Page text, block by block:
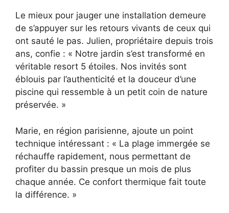
Le mieux pour jauger une installation demeure
de s’appuyer sur les retours vivants de ceux qui
ont sauté le pas. Julien, propriétaire depuis trois
ans, confie : « Notre jardin s’est transformé en
véritable resort 5 étoiles. Nos invités sont
éblouis par l’authenticité et la douceur d’une
piscine qui ressemble à un petit coin de nature
préservée. »
Marie, en région parisienne, ajoute un point
technique intéressant : « La plage immergée se
réchauffe rapidement, nous permettant de
profiter du bassin presque un mois de plus
chaque année. Ce confort thermique fait toute
la différence. »